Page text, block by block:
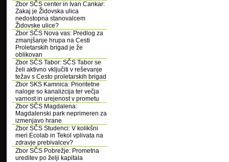
Zbor SČS center in Ivan Cankar:
Zakaj je Židovska ulica
nedostopna stanovalcem
Židovske ulice?
Zbor SČS Nova vas: Predlog za
zmanjšanje hrupa na Cesti
Proletarskih brigad je že
oblikovan
Zbor SČS Tabor: SČS Tabor se
želi aktivno vključiti v reševanje
težav s Cesto proletarskih brigad
Zbor SKS Kamnica: Prioritetne
naloge so kanalizcija ter večja
varnost in urejenost v prometu
Zbor SČS Magdalena:
Magdalenski park neprimeren za
izmenjavo hrane
Zbor SČS Studenci: V kolikšni
meri Ecolab in Tekol vplivata na
zdravje prebivalcev?
Zbor SČS Pobrežje: Prometna
ureditev po želji kapitala